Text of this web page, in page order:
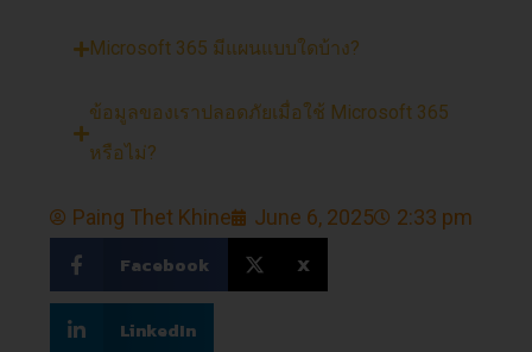
Microsoft 365 มีแผนแบบใดบ้าง?
ข้อมูลของเราปลอดภัยเมื่อใช้ Microsoft 365
หรือไม่?
Paing Thet Khine June 6, 2025 2:33 pm
Facebook X
LinkedIn